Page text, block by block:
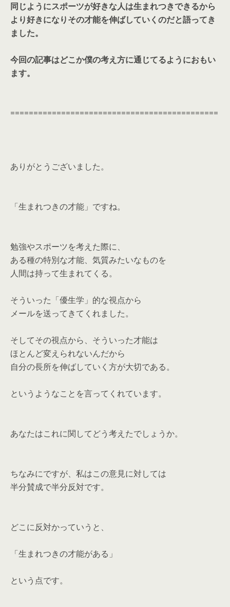
同じようにスポーツが好きな人は生まれつきできるから
より好きになりその才能を伸ばしていくのだと語ってき
ました。
今回の記事はどこか僕の考え方に通じてるようにおもい
ます。
=============================================
ありがとうございました。
「生まれつきの才能」ですね。
勉強やスポーツを考えた際に、
ある種の特別な才能、気質みたいなものを
人間は持って生まれてくる。
そういった「優生学」的な視点から
メールを送ってきてくれました。
そしてその視点から、そういった才能は
ほとんど変えられないんだから
自分の長所を伸ばしていく方が大切である。
というようなことを言ってくれています。
あなたはこれに関してどう考えたでしょうか。
ちなみにですが、私はこの意見に対しては
半分賛成で半分反対です。
どこに反対かっていうと、
「生まれつきの才能がある」
という点です。